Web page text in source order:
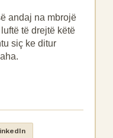
andaj na mbrojë
të drejtë këtë
siç ke ditur